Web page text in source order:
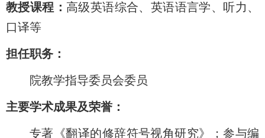
教授课程： 高级英语综合、英语语言学、听力、
口译等
担任职务：
院教学指导委员会委员
主要学术成果及荣誉：
专著《翻译的修辞符号视角研究》；参与编